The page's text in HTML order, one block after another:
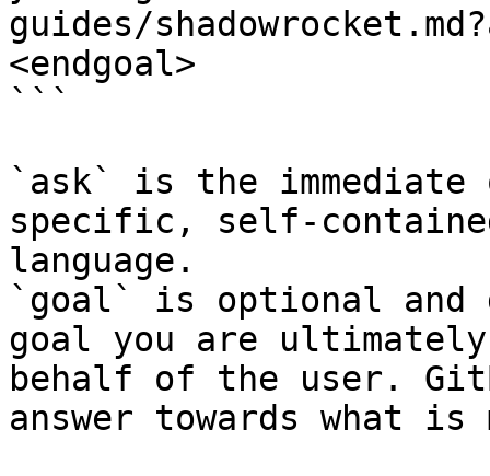
guides/
<endgoal>
```
`ask` is the
specific, self-
language.
`goal` is optional and
goal you are
behalf of the user.
answer towards what